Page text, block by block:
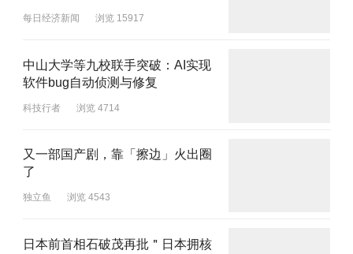
每日经济新闻 浏览 15917
中山大学等九校联手突破：AI实现
软件bug自动侦测与修复
科技行者 浏览 4714
又一部国产剧，靠「擦边」火出圈
了
独立鱼 浏览 4543
日本前首相石破茂再批＂日本拥核